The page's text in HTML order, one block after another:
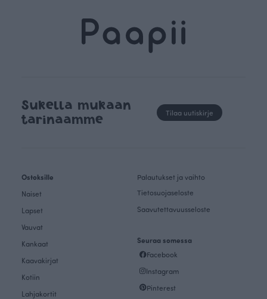
Sukella mukaan
tarinaamme
Tilaa uutiskirje
Ostoksille
Naiset
Lapset
Vauvat
Kankaat
Kaavakirjat
Kotiin
Lahjakortit
Palautukset ja vaihto
Tietosuojaseloste
Saavutettavuusseloste
Seuraa somessa
Facebook
Instagram
Pinterest